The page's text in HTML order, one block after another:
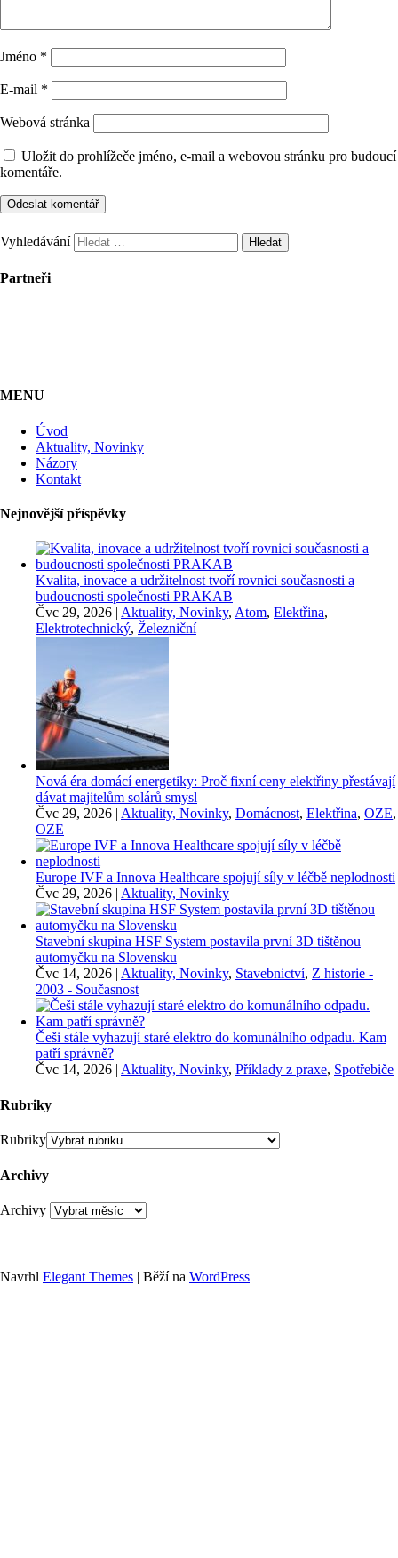
Jméno *
E-mail *
Webová stránka
Uložit do prohlížeče jméno, e-mail a webovou stránku pro budoucí
komentáře.
Vyhledávání
Partneři
MENU
Úvod
Aktuality, Novinky
Názory
Kontakt
Nejnovější příspěvky
Kvalita, inovace a udržitelnost tvoří rovnici současnosti a
budoucnosti společnosti PRAKAB
Čvc 29, 2026 | Aktuality, Novinky, Atom, Elektřina,
Elektrotechnický, Železniční
Nová éra domácí energetiky: Proč fixní ceny elektřiny přestávají
dávat majitelům solárů smysl
Čvc 29, 2026 | Aktuality, Novinky, Domácnost, Elektřina, OZE,
OZE
Europe IVF a Innova Healthcare spojují síly v léčbě neplodnosti
Čvc 29, 2026 | Aktuality, Novinky
Stavební skupina HSF System postavila první 3D tištěnou
automyčku na Slovensku
Čvc 14, 2026 | Aktuality, Novinky, Stavebnictví, Z historie -
2003 - Současnost
Češi stále vyhazují staré elektro do komunálního odpadu. Kam
patří správně?
Čvc 14, 2026 | Aktuality, Novinky, Příklady z praxe, Spotřebiče
Rubriky
Rubriky
Archivy
Archivy
Navrhl Elegant Themes | Běží na WordPress